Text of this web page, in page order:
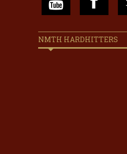
NMTH HARDHITTERS